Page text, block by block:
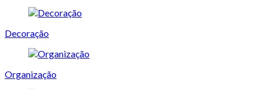
Decoração
Organização